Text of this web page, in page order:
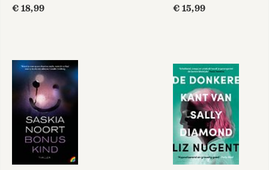
€ 18,99 € 15,99